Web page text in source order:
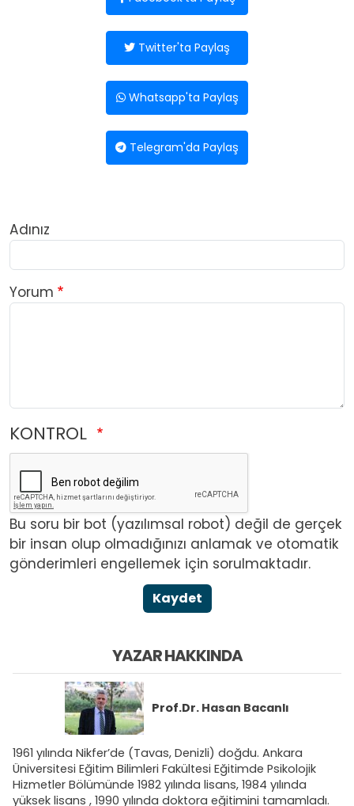
Twitter'ta Paylaş
Whatsapp'ta Paylaş
Telegram'da Paylaş
Adınız
Yorum
KONTROL
Bu soru bir bot (yazılımsal robot) değil de gerçek
bir insan olup olmadığınızı anlamak ve otomatik
gönderimleri engellemek için sorulmaktadır.
Kaydet
YAZAR HAKKINDA
Prof.Dr. Hasan Bacanlı
1961 yılında Nikfer’de (Tavas, Denizli) doğdu. Ankara
Üniversitesi Eğitim Bilimleri Fakültesi Eğitimde Psikolojik
Hizmetler Bölümünde 1982 yılında lisans, 1984 yılında
yüksek lisans , 1990 yılında doktora eğitimini tamamladı.